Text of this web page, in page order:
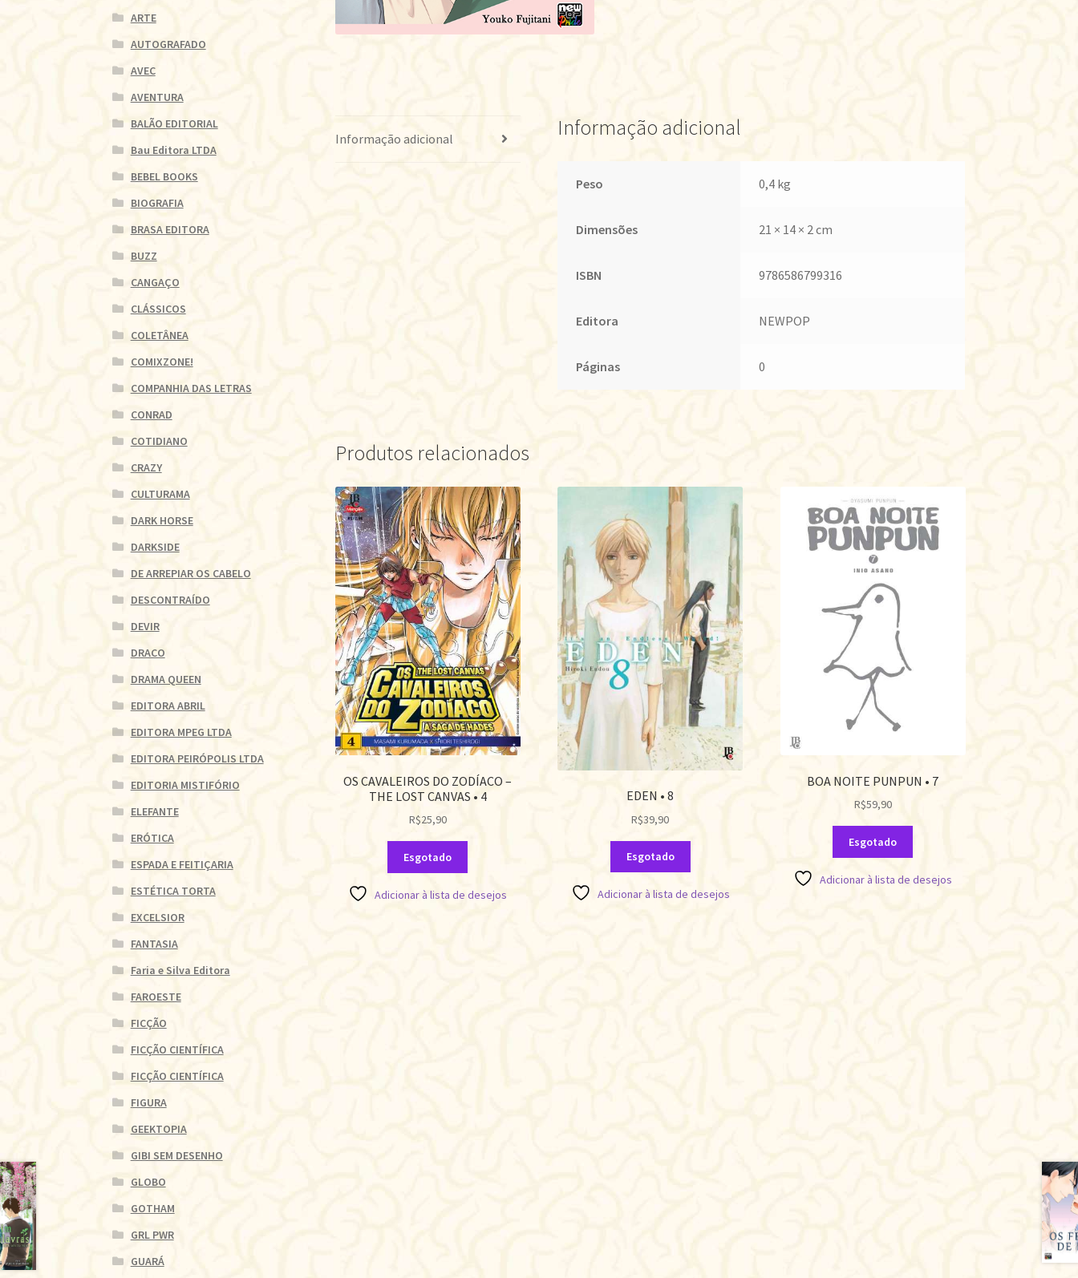
Informação adicional Informação adicional
Peso 0,4 kg
Dimensões 21 × 14 × 2 cm
ISBN 9786586799316
Editora NEWPOP
Páginas 0
Produtos relacionados
OS CAVALEIROS DO ZODÍACO –
THE LOST CANVAS • 4
R$25,90
Esgotado
Adicionar à lista de desejos
EDEN • 8
R$39,90
Esgotado
Adicionar à lista de desejos
BOA NOITE PUNPUN • 7
R$59,90
Esgotado
Adicionar à lista de desejos
ARTE
AUTOGRAFADO
AVEC
AVENTURA
BALÃO EDITORIAL
Bau Editora LTDA
BEBEL BOOKS
BIOGRAFIA
BRASA EDITORA
BUZZ
CANGAÇO
CLÁSSICOS
COLETÂNEA
COMIXZONE!
COMPANHIA DAS LETRAS
CONRAD
COTIDIANO
CRAZY
CULTURAMA
DARK HORSE
DARKSIDE
DE ARREPIAR OS CABELO
DESCONTRAÍDO
DEVIR
DRACO
DRAMA QUEEN
EDITORA ABRIL
EDITORA MPEG LTDA
EDITORA PEIRÓPOLIS LTDA
EDITORIA MISTIFÓRIO
ELEFANTE
ERÓTICA
ESPADA E FEITIÇARIA
ESTÉTICA TORTA
EXCELSIOR
FANTASIA
Faria e Silva Editora
FAROESTE
FICÇÃO
FICÇÃO CIENTÍFICA
FICÇÃO CIENTÍFICA
FIGURA
GEEKTOPIA
GIBI SEM DESENHO
GLOBO
GOTHAM
GRL PWR
GUARÁ